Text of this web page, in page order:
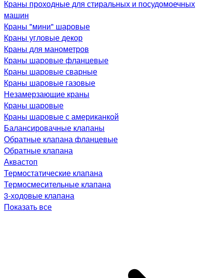
Краны проходные для стиральных и посудомоечных
машин
Краны "мини" шаровые
Краны угловые декор
Краны для манометров
Краны шаровые фланцевые
Краны шаровые сварные
Краны шаровые газовые
Незамерзающие краны
Краны шаровые
Краны шаровые с американкой
Балансировачные клапаны
Обратные клапана фланцевые
Обратные клапана
Аквастоп
Термостатические клапана
Термосмесительные клапана
3-ходовые клапана
Показать все